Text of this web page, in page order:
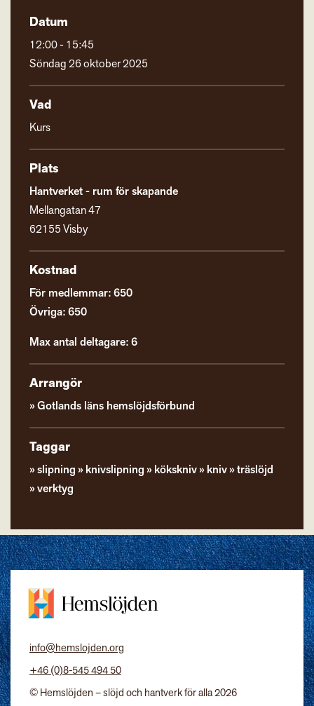
Datum
12:00 - 15:45
Söndag 26 oktober 2025
Vad
Kurs
Plats
Hantverket - rum för skapande
Mellangatan 47
62155 Visby
Kostnad
För medlemmar: 650
Övriga: 650
Max antal deltagare: 6
Arrangör
Gotlands läns hemslöjdsförbund
Taggar
slipning knivslipning kökskniv kniv
träslöjd
verktyg
info@hemslojden.org
+46 (0)8-545 494 50
© Hemslöjden – slöjd och hantverk för alla 2026